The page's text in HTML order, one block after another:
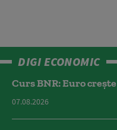
DIGI ECONOMIC
Curs BNR: Euro crește
07.08.2026